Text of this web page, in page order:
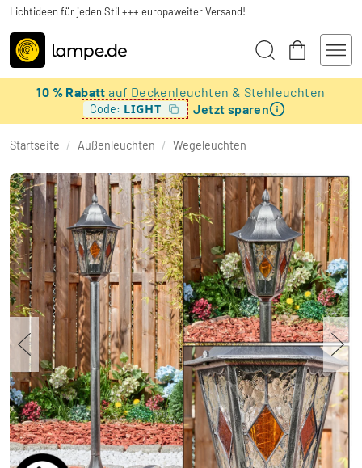
Lichtideen für jeden Stil +++ europaweiter Versand!
10 % Rabattauf Deckenleuchten & Stehleuchten
Code: LIGHT Jetzt sparen
Startseite / Außenleuchten / Wegeleuchten